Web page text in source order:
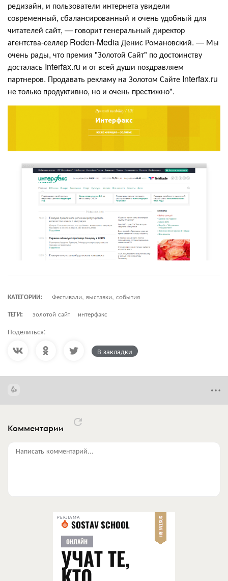
редизайн, и пользователи интернета увидели
современный, сбалансированный и очень удобный для
читателей сайт, — говорит генеральный директор
агентства-селлер Roden-Media Денис Романовский. — Мы
очень рады, что премия "Золотой Сайт" по достоинству
досталась Interfax.ru и от всей души поздравляем
партнеров. Продавать рекламу на Золотом Сайте Interfax.ru
не только продуктивно, но и очень престижно".
КАТЕГОРИИ:
Фестивали, выставки, события
ТЕГИ:
золотой сайт интерфакс
Поделиться:
В закладки
Комментарии
Написать комментарий...
РЕКЛАМА